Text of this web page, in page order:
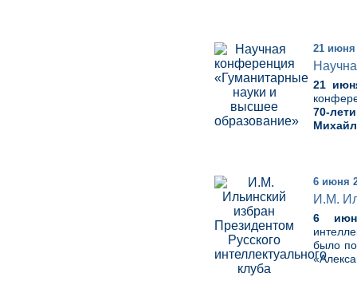
21 июня
21
70-
6 июня
И.М.
6
было